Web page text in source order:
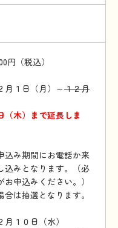
（税込）
月１日（月）～１２月
木）まで延長しま
込み期間にお電話か来
込みとなります。（必
申込みください。）
は抽選となります。
月１０日（水）